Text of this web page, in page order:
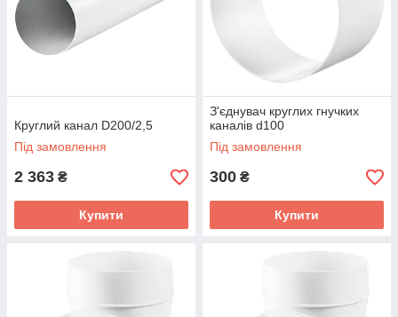
Круглий канал D200/2,5
Під замовлення
2 363 ₴
Купити
З'єднувач круглих гнучких
каналів d100
Під замовлення
300 ₴
Купити